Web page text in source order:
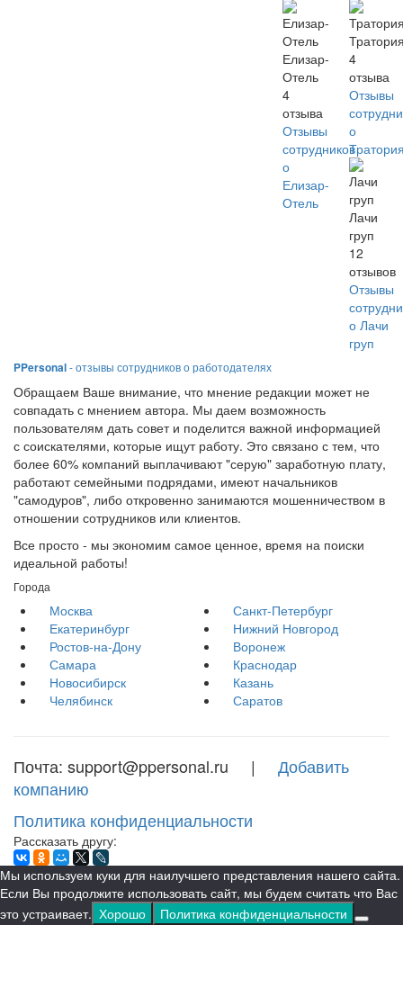
Елизар-
Отель
4
отзыва
Отзывы
сотрудников
о
Елизар-
Отель
4
отзыва
Отзывы
о
Лачи
груп
12
отзывов
Отзывы
о Лачи
груп
PPersonal- отзывы сотрудников о работодателях
Обращаем Ваше внимание, что мнение редакции может не
совпадать с мнением автора. Мы даем возможность
пользователям дать совет и поделится важной информацией
с соискателями, которые ищут работу. Это связано с тем, что
более 60% компаний выплачивают "серую" заработную плату,
работают семейными подрядами, имеют начальников
"самодуров", либо откровенно занимаются мошенничеством в
отношении сотрудников или клиентов.
Все просто - мы экономим самое ценное, время на поиски
идеальной работы!
Города
Москва
Санкт-Петербург
Екатеринбург
Нижний Новгород
Ростов-на-Дону
Воронеж
Самара
Краснодар
Новосибирск
Казань
Челябинск
Саратов
Почта: support@ppersonal.ru | Добавить
компанию
Политика конфиденциальности
Рассказать другу:
Мы используем куки для наилучшего представления нашего сайта.
Если Вы продолжите использовать сайт, мы будем считать что Вас
это устраивает. Хорошо Политика конфиденциальности